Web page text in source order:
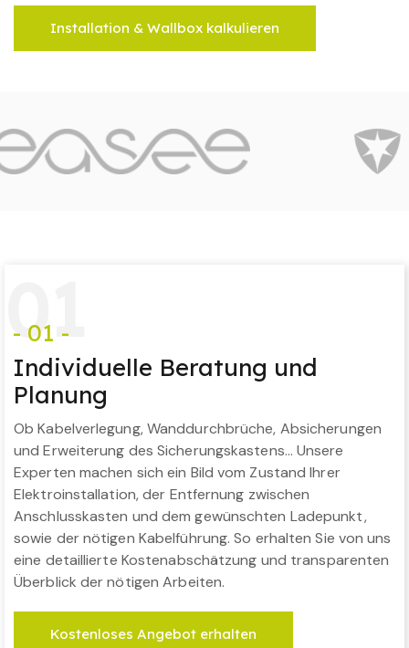
Installation & Wallbox kalkulieren
01
- 01 -
Individuelle Beratung und
Planung
Ob Kabelverlegung, Wanddurchbrüche, Absicherungen
und Erweiterung des Sicherungskastens… Unsere
Experten machen sich ein Bild vom Zustand Ihrer
Elektroinstallation, der Entfernung zwischen
Anschlusskasten und dem gewünschten Ladepunkt,
sowie der nötigen Kabelführung. So erhalten Sie von uns
eine detaillierte Kostenabschätzung und transparenten
Überblick der nötigen Arbeiten.
Kostenloses Angebot erhalten